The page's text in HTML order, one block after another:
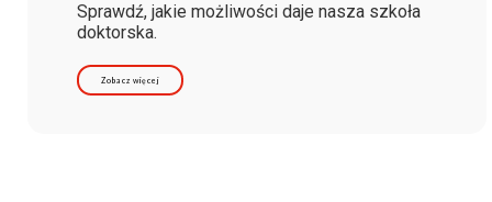
Sprawdź, jakie możliwości daje nasza szkoła
doktorska.
Zobacz więcej